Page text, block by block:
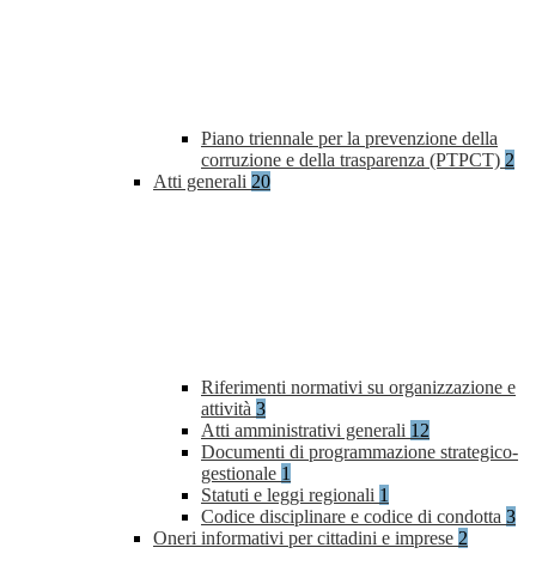
Piano triennale per la prevenzione della
corruzione e della trasparenza (PTPCT) 2
Atti generali 20
Riferimenti normativi su organizzazione e
attività 3
Atti amministrativi generali 12
Documenti di programmazione strategico-
gestionale 1
Statuti e leggi regionali 1
Codice disciplinare e codice di condotta 3
Oneri informativi per cittadini e imprese 2